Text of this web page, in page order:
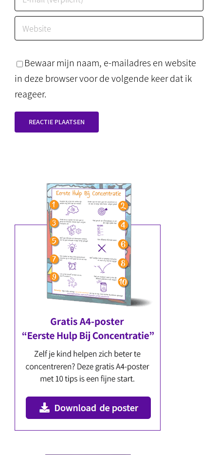
Bewaar mijn naam, e-mailadres en website
in deze browser voor de volgende keer dat ik
reageer.